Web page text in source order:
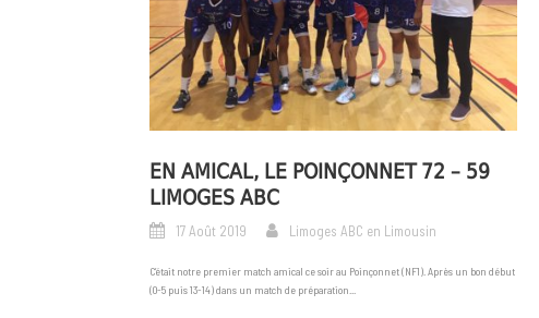
EN AMICAL, LE POINÇONNET 72 – 59
LIMOGES ABC
17 Août 2019 Limoges ABC en Limousin
C’était notre premier match amical ce soir au Poinçonnet (NF1). Après un bon début
(0-5 puis 13-14) dans un match de préparation...